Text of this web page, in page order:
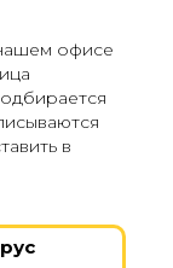
офисе
в